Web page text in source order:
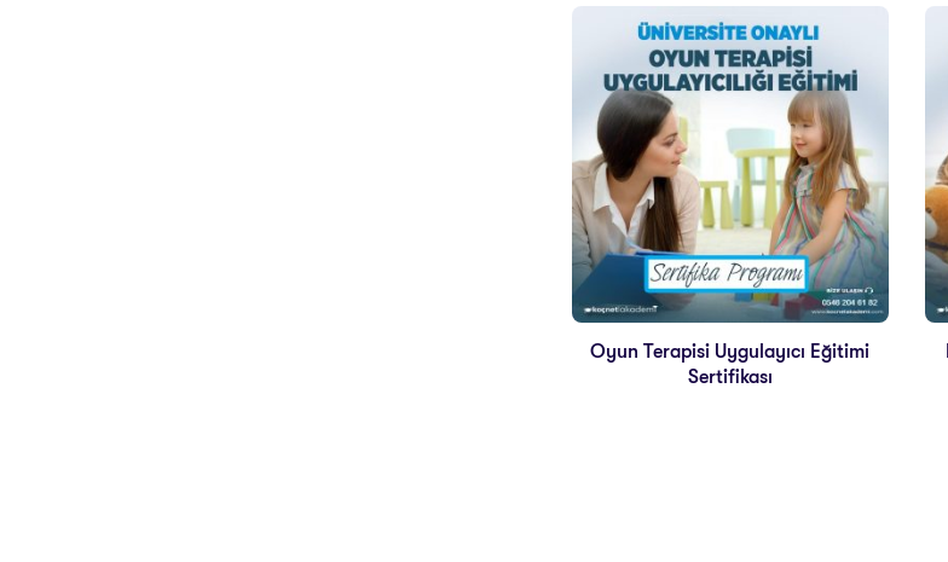
Oyun Terapisi Uygulayıcı Eğitimi
Sertifikası